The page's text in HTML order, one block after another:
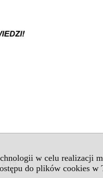
w celu realizacji
do plików cookies w